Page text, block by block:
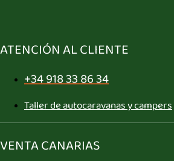
ATENCIÓN AL CLIENTE
+34 918 33 86 34
Taller de autocaravanas y campers
VENTA CANARIAS